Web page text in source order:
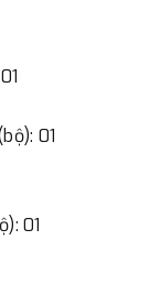
01
01